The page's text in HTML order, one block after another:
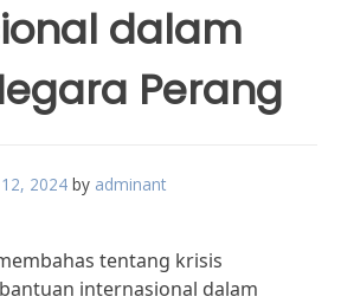
dalam
Perang
2024 by adminant
tentang krisis
internasional dalam